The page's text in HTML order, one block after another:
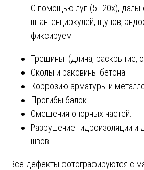
С помощью луп (5–20х),
штангенциркулей, щупов,
фиксируем:
Трещины (длина, раскрытие,
Сколы и раковины бетона.
Коррозию арматуры и
Прогибы балок.
Смещения опорных частей.
Разрушение гидроизоляции
швов.
Все дефекты фотографируются с